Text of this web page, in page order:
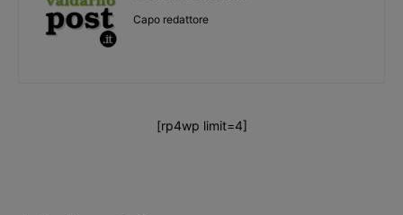
Capo redattore
[rp4wp limit=4]